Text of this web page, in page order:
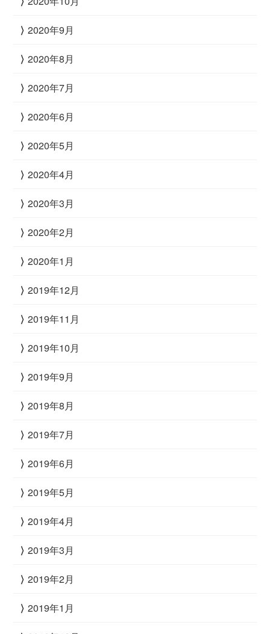
2020年9月
2020年8月
2020年7月
2020年6月
2020年5月
2020年4月
2020年3月
2020年2月
2020年1月
2019年12月
2019年11月
2019年10月
2019年9月
2019年8月
2019年7月
2019年6月
2019年5月
2019年4月
2019年3月
2019年2月
2019年1月